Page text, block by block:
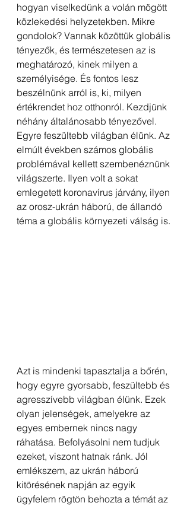
hogyan viselkedünk a volán mögött
közlekedési helyzetekben. Mikre
gondolok? Vannak közöttük globális
tényezők, és természetesen az is
meghatározó, kinek milyen a
személyisége. És fontos lesz
beszélnünk arról is, ki, milyen
értékrendet hoz otthonról. Kezdjünk
néhány általánosabb tényezővel.
Egyre feszültebb világban élünk. Az
elmúlt években számos globális
problémával kellett szembenéznünk
világszerte. Ilyen volt a sokat
emlegetett koronavírus járvány, ilyen
az orosz-ukrán háború, de állandó
téma a globális környezeti válság is.
Azt is mindenki tapasztalja a bőrén,
hogy egyre gyorsabb, feszültebb és
agresszívebb világban élünk. Ezek
olyan jelenségek, amelyekre az
egyes embernek nincs nagy
ráhatása. Befolyásolni nem tudjuk
ezeket, viszont hatnak ránk. Jól
emlékszem, az ukrán háború
kitörésének napján az egyik
ügyfelem rögtön behozta a témát az